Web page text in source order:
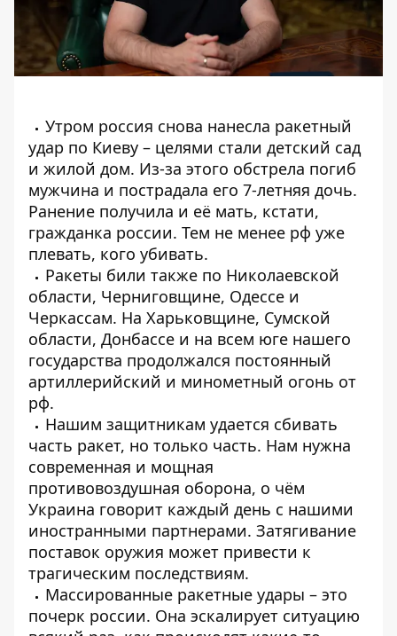
Утром россия снова нанесла ракетный
удар по Киеву – целями стали детский сад
и жилой дом. Из-за этого обстрела погиб
мужчина и пострадала его 7-летняя дочь.
Ранение получила и её мать, кстати,
гражданка россии. Тем не менее рф уже
плевать, кого убивать.
Ракеты били также по Николаевской
области, Черниговщине, Одессе и
Черкассам. На Харьковщине, Сумской
области, Донбассе и на всем юге нашего
государства продолжался постоянный
артиллерийский и минометный огонь от
рф.
Нашим защитникам удается сбивать
часть ракет, но только часть. Нам нужна
современная и мощная
противовоздушная оборона, о чём
Украина говорит каждый день с нашими
иностранными партнерами. Затягивание
поставок оружия может привести к
трагическим последствиям.
Массированные ракетные удары – это
почерк россии. Она эскалирует ситуацию